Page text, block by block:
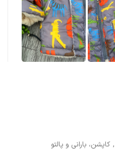
, کاپشن، بارانی و پالتو